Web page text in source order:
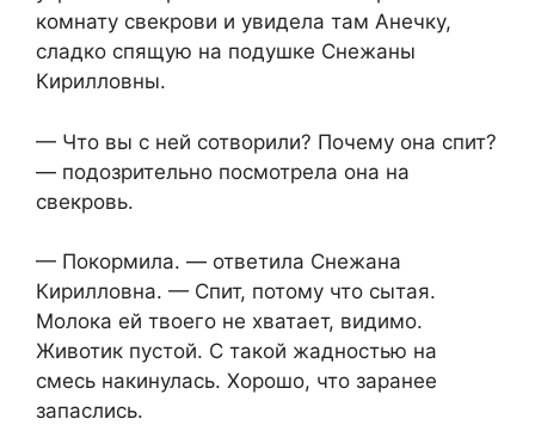
комнату свекрови и увидела там Анечку,
сладко спящую на подушке Снежаны
Кирилловны.
— Что вы с ней сотворили? Почему она спит?
— подозрительно посмотрела она на
свекровь.
— Покормила. — ответила Снежана
Кирилловна. — Спит, потому что сытая.
Молока ей твоего не хватает, видимо.
Животик пустой. С такой жадностью на
смесь накинулась. Хорошо, что заранее
запаслись.